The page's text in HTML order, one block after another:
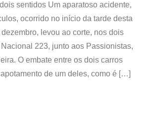
sentidos Um aparatoso acidente,
ocorrido no início da tarde desta
levou ao corte, nos dois
223, junto aos Passionistas,
O embate entre os dois carros
de um deles, como é […]